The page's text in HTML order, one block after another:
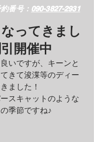
番号： 090-3827-2931
ってきまし
開催中
いですが、キーンと
きて浚渫等のディー
ました！
スキャットのような
季節ですね♪